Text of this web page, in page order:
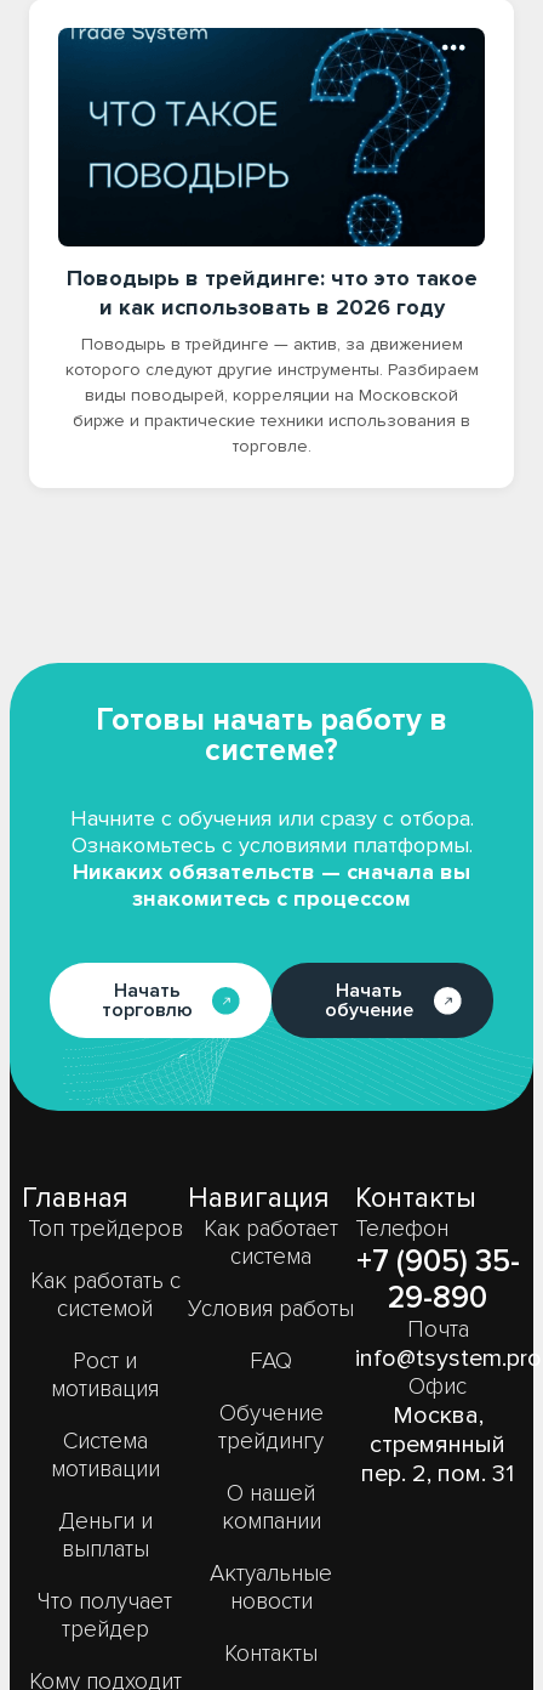
Поводырь в трейдинге: что это такое
и как использовать в 2026 году
Поводырь в трейдинге — актив, за движением
которого следуют другие инструменты. Разбираем
виды поводырей, корреляции на Московской
бирже и практические техники использования в
торговле.
Готовы начать работу в
системе?
Начните с обучения или сразу с отбора.
Ознакомьтесь с условиями платформы.
Никаких обязательств — сначала вы
знакомитесь с процессом
Начать
торговлю
Начать
обучение
Главная
Топ трейдеров
Как работать с
системой
Рост и
мотивация
Система
мотивации
Деньги и
выплаты
Что получает
трейдер
Кому подходит
Навигация
Как работает
система
Условия работы
FAQ
Обучение
трейдингу
О нашей
компании
Актуальные
новости
Контакты
Контакты
Телефон
+7 (905) 35-
29-890
Почта
info@tsystem.pro
Офис
Москва,
стремянный
пер. 2, пом. 31